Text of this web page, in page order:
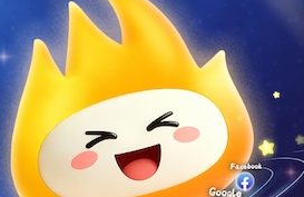
支持
旋风加速度器
快连加速器